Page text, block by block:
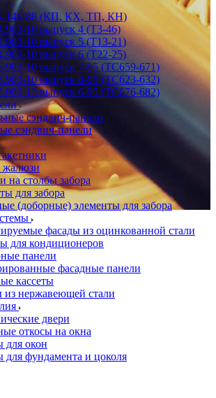
146-88 (КП, КХ, ТП, КН)
10 выпуск 4 (Т3-46)
10 выпуск 5 (Т13-21)
10 выпуск 6 (Т22-25)
10 выпуск 7-95 (ТС659-671)
10 выпуск 8-95 (ТС623-632)
13 выпуск 6-95 (ТС676-682)
сэндвич-панели
сэндвич-панели
жалюзи
на столбы забора
для забора
(доборные) элементы для забора
фасады из оцинкованной стали
для кондиционеров
панели
фасадные панели
кассеты
из нержавеющей стали
двери
откосы на окна
для окон
для фундамента и цоколя